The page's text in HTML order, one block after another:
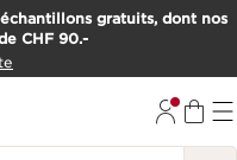
gratuits, dont nos
CHF 90.-